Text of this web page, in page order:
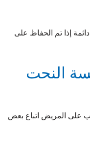
إذا تم الحفاظ على
النحت
على المريض اتباع بعض